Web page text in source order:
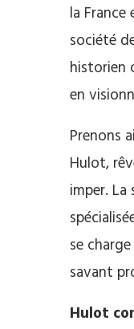
la France
société
historien
en
Prenons
Hulot,
imper.
se
savant
Hulot